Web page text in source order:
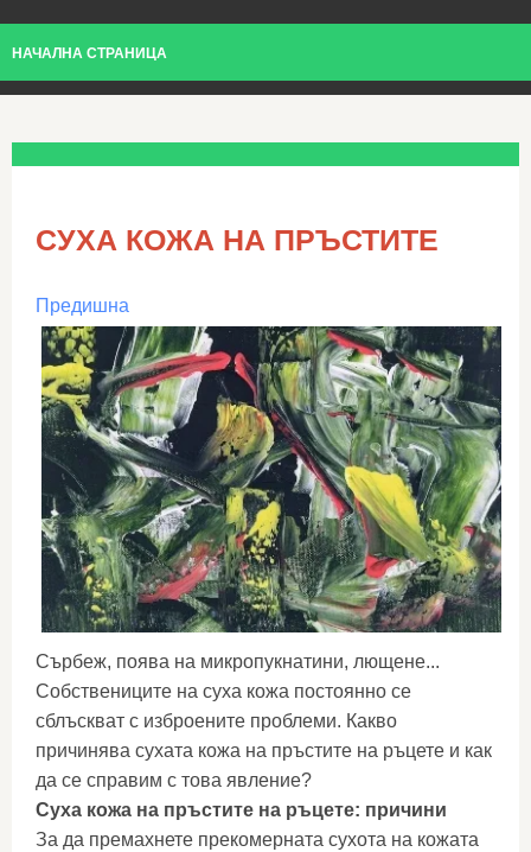
НАЧАЛНА СТРАНИЦА
СУХА КОЖА НА ПРЪСТИТЕ
Предишна
Сърбеж, поява на микропукнатини, лющене...
Собствениците на суха кожа постоянно се
сблъскват с изброените проблеми. Какво
причинява сухата кожа на пръстите на ръцете и как
да се справим с това явление?
Суха кожа на пръстите на ръцете: причини
За да премахнете прекомерната сухота на кожата